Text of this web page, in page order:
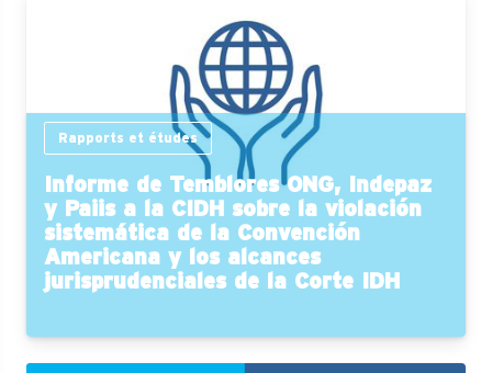
Rapports et études
Informe de Temblores ONG, Indepaz
y Paiis a la CIDH sobre la violación
sistemática de la Convención
Americana y los alcances
jurisprudenciales de la Corte IDH